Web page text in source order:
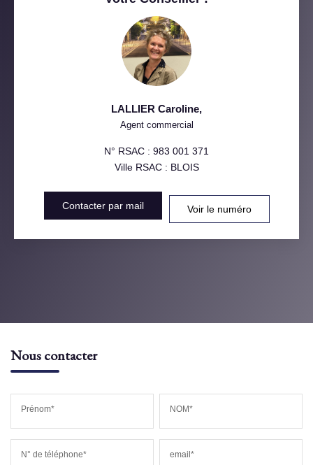
LALLIER Caroline,
Agent commercial
N° RSAC : 983 001 371
Ville RSAC : BLOIS
Contacter par mail Voir le numéro
Nous contacter
Prénom* NOM*
N° de téléphone* email*